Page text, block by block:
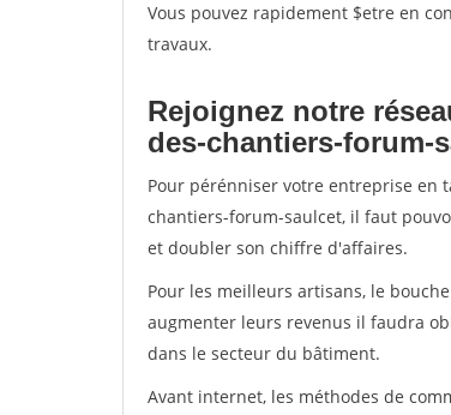
Vous pouvez rapidement $etre en
travaux.
Rejoignez notre
des-chantiers-forum-
Pour pérénniser votre entreprise en
chantiers-forum-saulcet, il faut
et doubler son chiffre d'affaires.
Pour les meilleurs artisans, le
augmenter leurs revenus il faudra
dans le secteur du bâtiment.
Avant internet, les méthodes de